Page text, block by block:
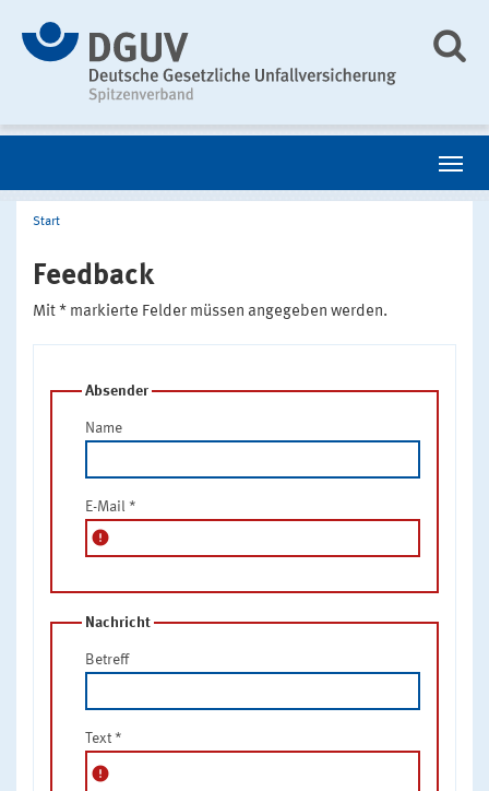
Start
Feedback
Mit * markierte Felder müssen angegeben werden.
Absender
Name
E-Mail *
error
Nachricht
Betreff
Text *
error